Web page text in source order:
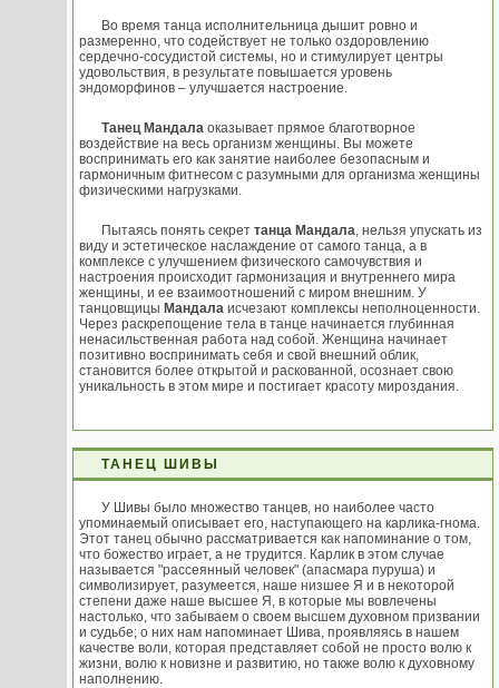
Во время танца исполнительница дышит ровно и
размеренно, что содействует не только оздоровлению
сердечно-сосудистой системы, но и стимулирует центры
удовольствия, в результате повышается уровень
эндоморфинов – улучшается настроение.
Танец Мандала оказывает прямое благотворное
воздействие на весь организм женщины. Вы можете
воспринимать его как занятие наиболее безопасным и
гармоничным фитнесом с разумными для организма женщины
физическими нагрузками.
Пытаясь понять секрет танца Мандала , нельзя упускать из
виду и эстетическое наслаждение от самого танца, а в
комплексе с улучшением физического самочувствия и
настроения происходит гармонизация и внутреннего мира
женщины, и ее взаимоотношений с миром внешним. У
танцовщицы Мандала исчезают комплексы неполноценности.
Через раскрепощение тела в танце начинается глубинная
ненасильственная работа над собой. Женщина начинает
позитивно воспринимать себя и свой внешний облик,
становится более открытой и раскованной, осознает свою
уникальность в этом мире и постигает красоту мироздания.
ТАНЕЦ ШИВЫ
У Шивы было множество танцев, но наиболее часто
упоминаемый описывает его, наступающего на карлика-гнома.
Этот танец обычно рассматривается как напоминание о том,
что божество играет, а не трудится. Карлик в этом случае
называется "рассеянный человек" (апасмара пуруша) и
символизирует, разумеется, наше низшее Я и в некоторой
степени даже наше высшее Я, в которые мы вовлечены
настолько, что забываем о своем высшем духовном призвании
и судьбе; о них нам напоминает Шива, проявляясь в нашем
качестве воли, которая представляет собой не просто волю к
жизни, волю к новизне и развитию, но также волю к духовному
наполнению.